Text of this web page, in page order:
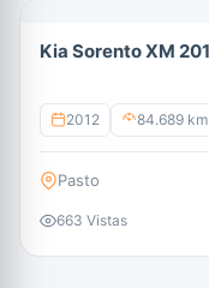
Kia Sorento XM
2012 84.689 km
Pasto
663 Vistas